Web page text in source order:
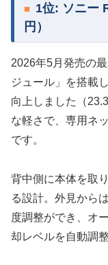
1位: ソニー
円）
2026年5月発売の
ジュール」を搭載
向上しました（
な軽さで、専用ネ
です。
背中側に本体を取
る設計。外見から
度調整ができ、オ
却レベルを自動調